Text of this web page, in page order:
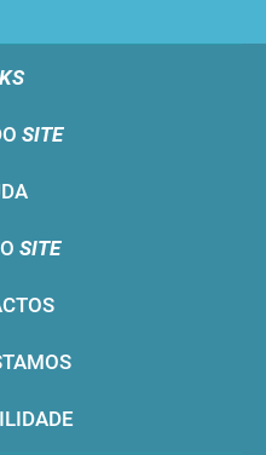
SITE
SITE